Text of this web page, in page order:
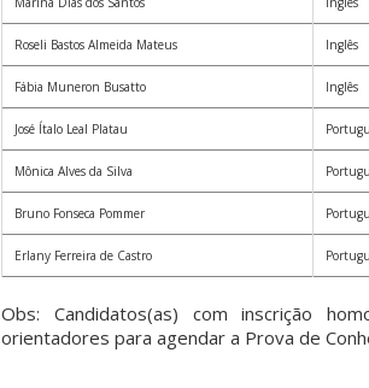
Roseli Bastos Almeida Mateus Inglês
Fábia Muneron Busatto Inglês
José Ítalo Leal Platau
Mônica Alves da Silva
Bruno Fonseca Pommer
Erlany Ferreira de Castro
Obs: Candidatos(as) com inscrição
orientadores para agendar a Prova de